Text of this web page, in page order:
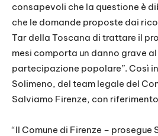
consapevoli che la questione è
che le domande proposte dai
Tar della Toscana di trattare il
mesi comporta un danno grave
partecipazione popolare”. Così
Solimeno, del team legale del
Salviamo Firenze, con
“Il Comune di Firenze – prosegue